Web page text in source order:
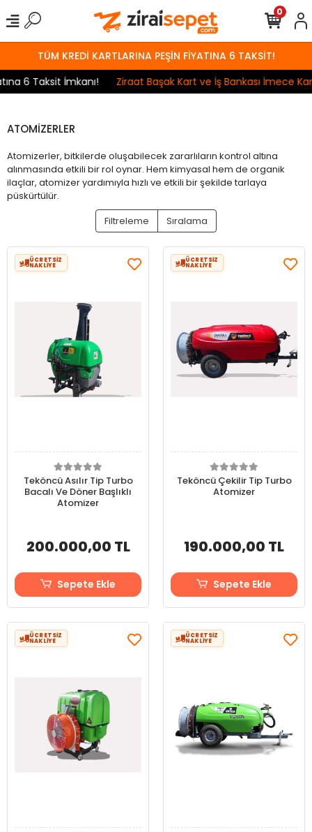
TÜM KREDİ KARTLARINA PEŞİN FİYATINA 6 TAKSİT!
6 Taksit İmkanı!
Ziraat Başak Kart ve İş Bankası İmece
0
ATOMİZERLER
Atomizerler, bitkilerde oluşabilecek zararlıların kontrol altına
alınmasında etkili bir rol oynar. Hem kimyasal hem de organik
ilaçlar, atomizer yardımıyla hızlı ve etkili bir şekilde tarlaya
püskürtülür.
Filtreleme
Sıralama
ÜCRETSİZ
NAKLİYE
Teköncü Asılır Tip Turbo
Bacalı Ve Döner Başlıklı
Atomizer
200.000,00 TL
Sepete Ekle
ÜCRETSİZ
NAKLİYE
Teköncü Çekilir Tip Turbo
Atomizer
190.000,00 TL
Sepete Ekle
ÜCRETSİZ
NAKLİYE
ÜCRETSİZ
NAKLİYE